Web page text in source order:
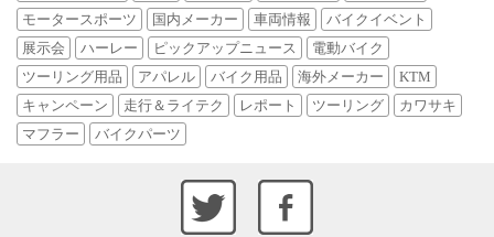
モータースポーツ
国内メーカー 車両情報
バイクイベント
展示会
ハーレー ピックアップニュース
電動バイク
ツーリング用品
アパレル バイク用品 海外メーカー
KTM
キャンペーン
走行＆ライテク レポート ツーリング
カワサキ
マフラー
バイクパーツ